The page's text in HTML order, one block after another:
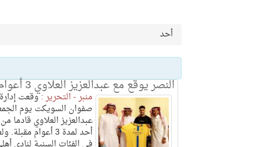
أحد
النصر يوقع مع عبدالعزيز العلاوي 3 أعوام
منبر - التحرير :وقعت
صفوان السويكت يوم
عبدالعزيز العلاوي
أحد لمدة 3 أعوام